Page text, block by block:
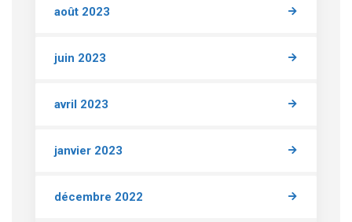
août 2023
juin 2023
avril 2023
janvier 2023
décembre 2022